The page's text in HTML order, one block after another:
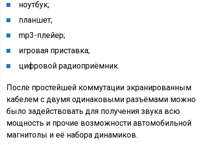
ноутбук;
планшет;
mp3-плейер;
игровая приставка;
цифровой радиоприёмник.
После простейшей коммутации экранированным
кабелем с двумя одинаковыми разъёмами можно
было задействовать для получения звука всю
мощность и прочие возможности автомобильной
магнитолы и её набора динамиков.